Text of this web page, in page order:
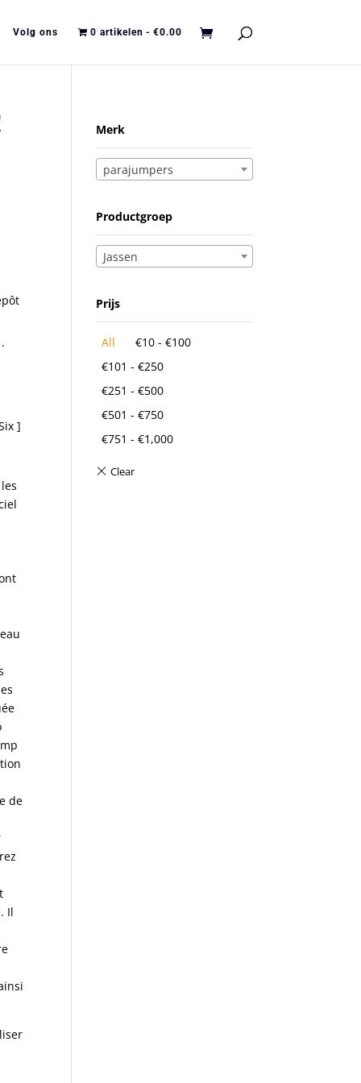
Volg ons 0 artikelen €0.00
]
de
Il
Merk
parajumpers
Productgroep
Jassen
Prijs
All €10 -€100
€101 -€250
€251 -€500
€501 -€750
€751 -€1,000